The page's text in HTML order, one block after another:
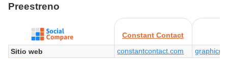
Preestreno